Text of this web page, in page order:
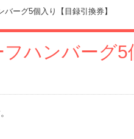
グ5個入り【目録引換券】
ハンバーグ5